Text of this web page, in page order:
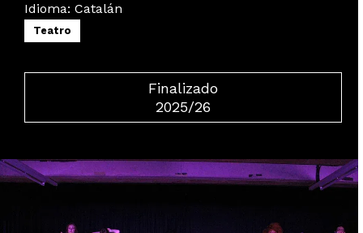
Idioma: Catalán
Teatro
Finalizado
2025/26